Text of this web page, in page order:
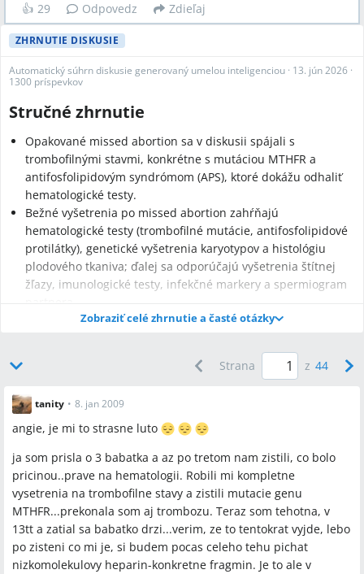
👍 29 Odpovedz Zdieľaj
ZHRNUTIE DISKUSIE
Automatický súhrn diskusie generovaný umelou inteligenciou · 13. jún 2026 ·
1300 príspevkov
Stručné zhrnutie
Opakované missed abortion sa v diskusii spájali s
trombofilnými stavmi, konkrétne s mutáciou MTHFR a
antifosfolipidovým syndrómom (APS), ktoré dokážu odhaliť
hematologické testy.
Bežné vyšetrenia po missed abortion zahŕňajú
hematologické testy (trombofilné mutácie, antifosfolipidové
protilátky), genetické vyšetrenia karyotypov a histológiu
plodového tkaniva; ďalej sa odporúčajú vyšetrenia štítnej
žľazy, imunologické testy, infekčné markery a spermiogram
Ak sa zistí trombofília, liečba spomínaná v diskusii zahŕňala
0,4) a nízke dávky aspirínu (Anopyrin), pričom niektoré ženy
začali heparín prekoncepčne alebo hneď od začiatku
často 1–3 mesiace, genetika 1–5 mesiacov).
Q: Kedy robiť hematologické a genetické vyšetrenia po missed
abort?
A:Hematologické a genetické vyšetrenia sa zvyčajne indikujú
pri opakovaných potratech; v diskusii boli hematologické
výsledky hlásené po 1–3 mesiacoch (v niektorých prípadoch
čakali až ~6 mesiacov) a genetické výsledky sa pohybovali okolo
1–5 mesiacov (jeden účastník čakal ~5 mesiacov).
Zobraziť celé zhrnutie a časté otázky
Strana z 44
tanity • 8. jan 2009
angie, je mi to strasne luto
ja som prisla o 3 babatka a az po tretom nam zistili, co bolo
pricinou..prave na hematologii. Robili mi kompletne
vysetrenia na trombofilne stavy a zistili mutacie genu
MTHFR...prekonala som aj trombozu. Teraz som tehotna, v
13tt a zatial sa babatko drzi...verim, ze to tentokrat vyjde, lebo
po zisteni co mi je, si budem pocas celeho tehu pichat
nizkomolekulovy heparin-konkretne fragmin. Je to ale v